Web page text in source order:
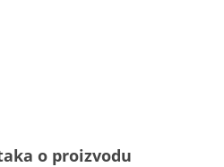
o proizvodu